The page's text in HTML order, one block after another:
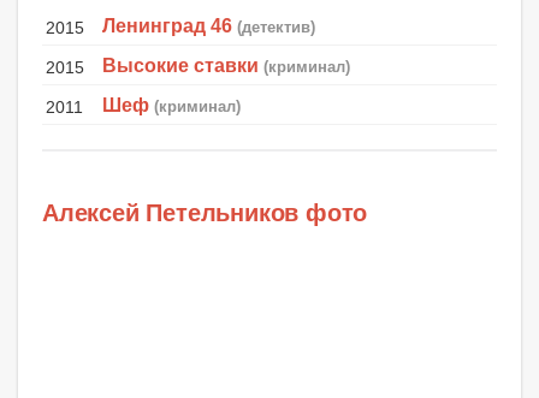
2015 Ленинград 46 (детектив)
2015 Высокие ставки (криминал)
2011 Шеф (криминал)
Алексей Петельников фото